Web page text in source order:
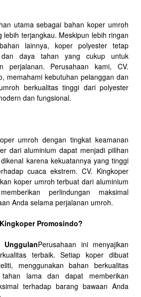
utama sebagai bahan koper umroh
lebih terjangkau. Meskipun lebih ringan
lainnya, koper polyester tetap
dan daya tahan yang cukup untuk
perjalanan. Perusahaan kami, CV.
memahami kebutuhan pelanggan dan
berkualitas tinggi dari polyester
dan fungsional.
umroh dengan tingkat keamanan
dari aluminium dapat menjadi pilihan
karena kekuatannya yang tinggi
cuaca ekstrem. CV. Kingkoper
koper umroh terbuat dari aluminium
perlindungan maksimal
Anda selama perjalanan umroh.
Promosindo?
UnggulanPerusahaan ini menyajikan
terbaik. Setiap koper dibuat
menggunakan bahan berkualitas
lama dan dapat memberikan
terhadap barang bawaan Anda